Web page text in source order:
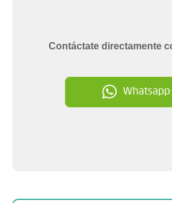
Contáctate directamente
Whatsapp